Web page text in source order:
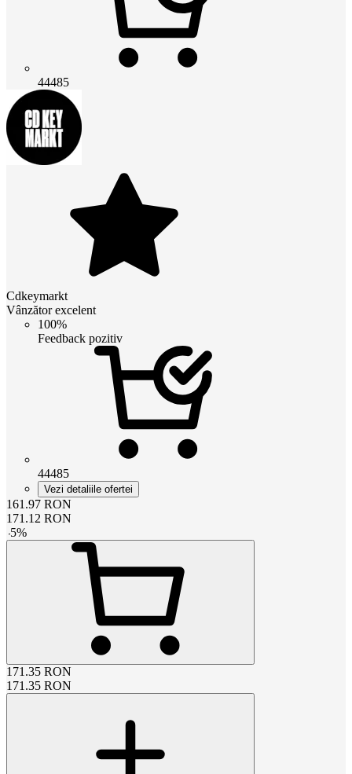
44485
Cdkeymarkt
Vânzător excelent
100%
Feedback pozitiv
44485
Vezi detaliile ofertei
161.97 RON
171.12 RON
-5%
171.35 RON
171.35 RON